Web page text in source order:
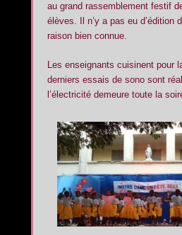
au grand rassemblement festif
élèves. Il n’y a pas eu d’édition
raison bien connue.
Les enseignants cuisinent pour
derniers essais de sono sont
l’électricité demeure toute la